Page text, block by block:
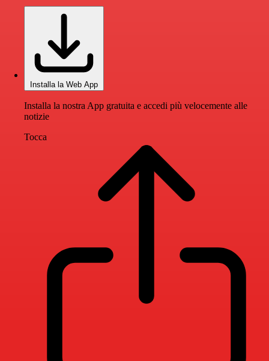
Installa la Web App
Installa la nostra App gratuita e accedi più velocemente alle
notizie
Tocca